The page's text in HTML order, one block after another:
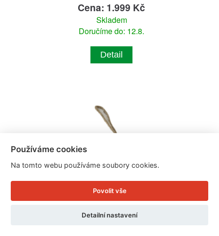
Cena: 1.999 Kč
Skladem
Doručíme do: 12.8.
Detail
Používáme cookies
Na tomto webu používáme soubory cookies.
Povolit vše
Detailní nastavení